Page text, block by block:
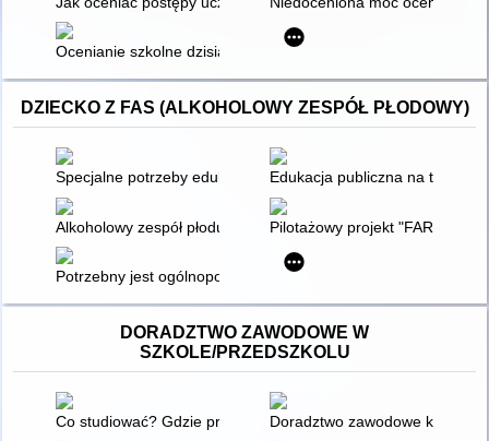
Ocenianie szkolne dzisiaj : poradnik dla nauczycieli
DZIECKO Z FAS (ALKOHOLOWY ZESPÓŁ PŁODOWY)
Specjalne potrzeby edukacyjne w praktyce pedagogicznej :
Edukacja publiczna na temat
Alkoholowy zespół płodu : teoria, diagnoza, praktyka
Pilotażowy projekt "FAR SEAS"
Potrzebny jest ogólnopolski system pomocy
DORADZTWO ZAWODOWE W
SZKOLE/PRZEDSZKOLU
Co studiować? Gdzie pracować? : informator o zawodach
Doradztwo zawodowe